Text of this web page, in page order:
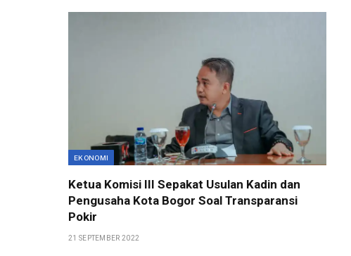
EKONOMI
Ketua Komisi III Sepakat Usulan Kadin dan
Pengusaha Kota Bogor Soal Transparansi
Pokir
21 SEPTEMBER 2022